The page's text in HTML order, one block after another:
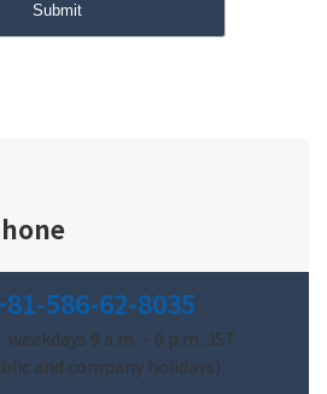
Submit
586-62-8035
9 a.m. – 6 p.m. JST
and company holidays)